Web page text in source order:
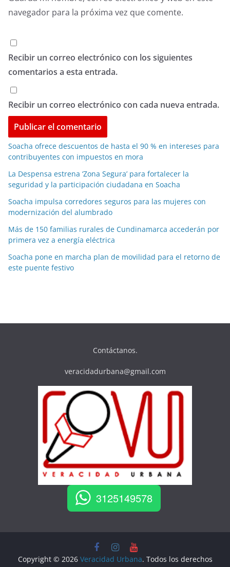
navegador para la próxima vez que comente.
Recibir un correo electrónico con los siguientes
comentarios a esta entrada.
Recibir un correo electrónico con cada nueva entrada.
Soacha ofrece descuentos de hasta el 90 % en intereses para
contribuyentes con impuestos en mora
La Despensa estrena ‘Zona Segura’ para fortalecer la
seguridad y la participación ciudadana en Soacha
Soacha impulsa corredores seguros para las mujeres con
modernización del alumbrado
Más de 150 familias rurales de Cundinamarca accederán por
primera vez a energía eléctrica
Soacha pone en marcha plan de movilidad para el retorno de
este puente festivo
Contáctanos.
veracidadurbana@gmail.com
3125149578
Copyright © 2026 Veracidad Urbana. Todos los derechos